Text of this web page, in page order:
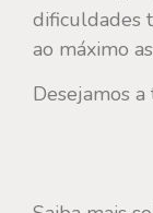
dificuldades
ao máximo
Desejamos